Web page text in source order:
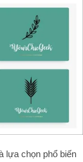
lựa chọn phổ biến